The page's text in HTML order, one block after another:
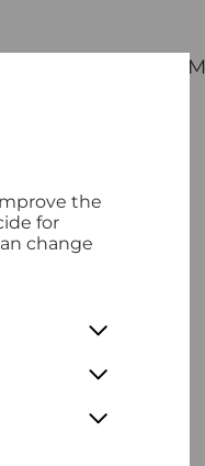
the
for
change
auch IM
ein